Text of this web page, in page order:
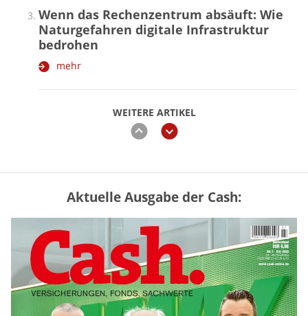
WEITERE ARTIKEL
zurückweiter
Wenn das Rechenzentrum absäuft: Wie
Naturgefahren digitale Infrastruktur
bedrohen
mehr
Mütterrente III Tabelle: So viel Renten-
Nachzahlung ist pro Kind möglich
mehr
„Jung kauft Alt“ 2026: Neue Förderung im
Überblick – Tabelle mit Kreditbeträgen
Aktuelle Ausgabe der Cash: